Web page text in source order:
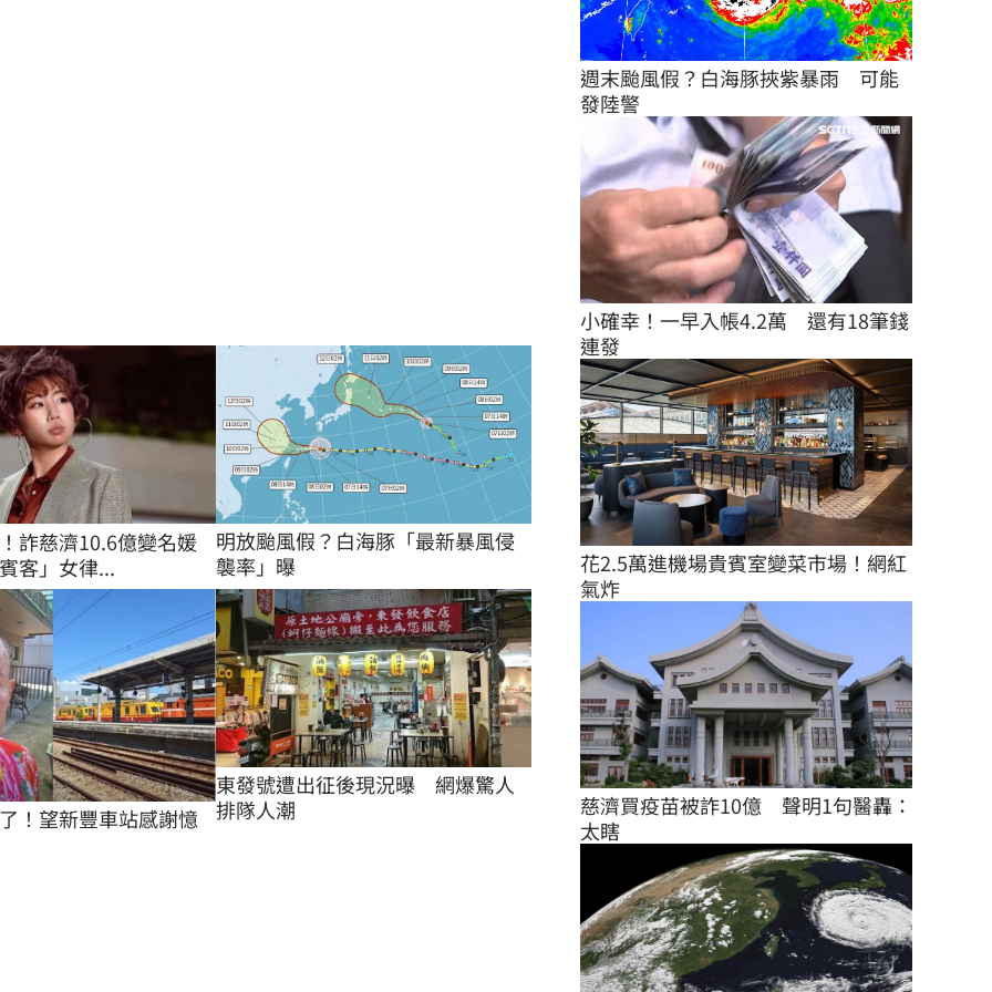
詐慈濟10.6億變名媛
客」女律...
明放颱風假？白海豚「最新暴風侵
襲率」曝
！望新豐車站感謝憶
東發號遭出征後現況曝　網爆驚人
排隊人潮
週末颱風假？白海豚挾紫暴雨　可能
發陸警
小確幸！一早入帳4.2萬　還有18筆錢
連發
花2.5萬進機場貴賓室變菜市場！網紅
氣炸
慈濟買疫苗被詐10億　聲明1句醫轟：
太瞎